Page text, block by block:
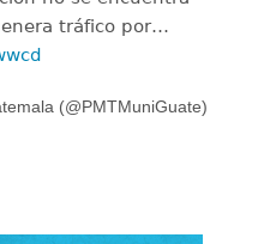
tráfico por…
(@PMTMuniGuate)